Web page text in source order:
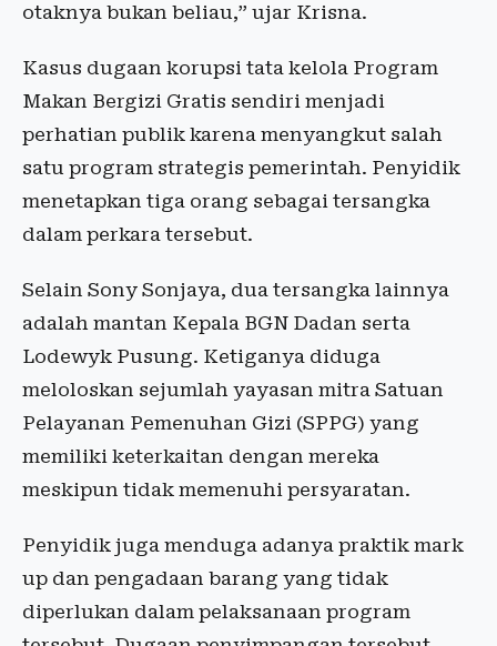
otaknya bukan beliau,” ujar Krisna.
Kasus dugaan korupsi tata kelola Program
Makan Bergizi Gratis sendiri menjadi
perhatian publik karena menyangkut salah
satu program strategis pemerintah. Penyidik
menetapkan tiga orang sebagai tersangka
dalam perkara tersebut.
Selain Sony Sonjaya, dua tersangka lainnya
adalah mantan Kepala BGN Dadan serta
Lodewyk Pusung. Ketiganya diduga
meloloskan sejumlah yayasan mitra Satuan
Pelayanan Pemenuhan Gizi (SPPG) yang
memiliki keterkaitan dengan mereka
meskipun tidak memenuhi persyaratan.
Penyidik juga menduga adanya praktik mark
up dan pengadaan barang yang tidak
diperlukan dalam pelaksanaan program